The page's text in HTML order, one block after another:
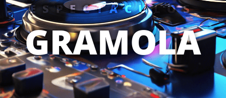
ESPECTÁCULOS
GRAMOLA